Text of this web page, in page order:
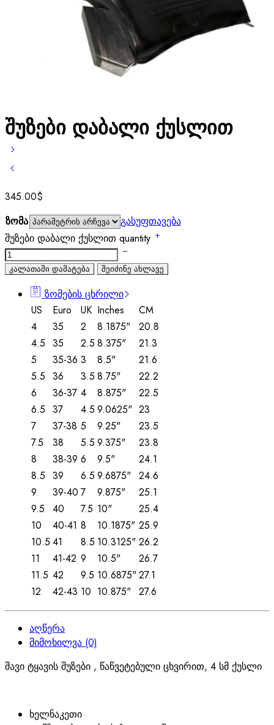
შუზები დაბალი ქუსლით
345.00$
ზომა
გასუფთავება
შუზები დაბალი ქუსლით quantity
კალათაში დამატება შეიძინე ახლავე
ზომების ცხრილი
US
Euro UK Inches
CM
4
35 2 8.1875"
20.8
4.5 35 2.5 8.375"
21.3
5
35-36 3 8.5"
21.6
5.5 36 3.5 8.75"
22.2
6
36-37 4 8.875"
22.5
6.5 37 4.5 9.0625" 23
7
37-38 5 9.25"
23.5
7.5
38 5.5 9.375"
23.8
8
38-39 6 9.5"
24.1
8.5 39 6.5 9.6875" 24.6
9
39-40 7 9.875"
25.1
9.5
40 7.5 10"
25.4
10
40-41 8 10.1875" 25.9
10.5 41 8.5 10.3125" 26.2
11
41-42 9 10.5"
26.7
11.5 42 9.5 10.6875"27.1
12
42-43 10 10.875" 27.6
აღწერა
მიმოხილვა (0)
შავი ტყავის შუზები , წაწვეტებული ცხვირით, 4 სმ ქუსლი
ხელნაკეთი